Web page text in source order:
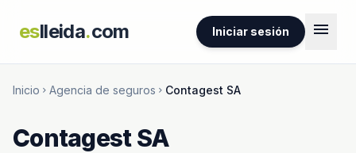
eslleida.com Iniciar sesión menu
Inicio chevron_right Agencia de seguros chevron_right Contagest SA
Contagest SA